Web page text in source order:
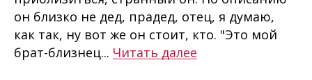
он близко не дед, прадед, отец, я думаю,
как так, ну вот же он стоит, кто. "Это мой
брат-близнец... Читать далее